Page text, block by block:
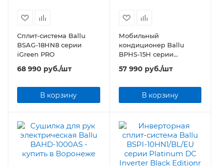
Сплит-система Ballu
BSAG-18HN8 серии
iGreen PRO
68 990 руб./шт
В корзину
Мобильный
кондиционер Ballu
BPHS-15H серии
Platinum Comfort
57 990 руб./шт
В корзину